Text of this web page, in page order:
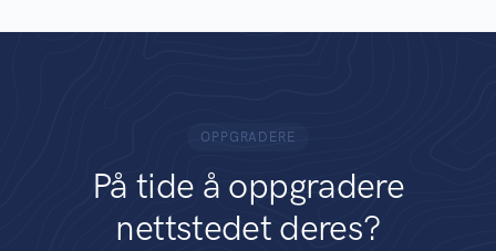
OPPGRADERE
På tide å oppgradere
nettstedet deres?